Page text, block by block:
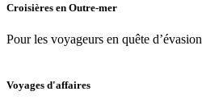
Croisières en Outre-mer
Pour les voyageurs en quête d’évasion
Voyages d'affaires